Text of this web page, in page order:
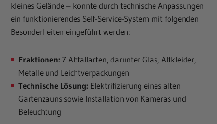
kleines Gelände – konnte durch technische Anpassungen
ein funktionierendes Self-Service-System mit folgenden
Besonderheiten eingeführt werden:
Fraktionen: 7 Abfallarten, darunter Glas, Altkleider,
Metalle und Leichtverpackungen
Technische Lösung: Elektrifizierung eines alten
Gartenzauns sowie Installation von Kameras und
Beleuchtung